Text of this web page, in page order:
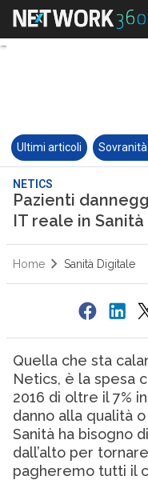
Ultimi articoli
NETICS
Pazienti
IT reale in Sanità
Home Sanità Digitale
Quella che sta
Netics, è la spesa
2016 di oltre il 7%
danno alla qualità
Sanità ha bisogno
dall’alto per
pagheremo tutti il